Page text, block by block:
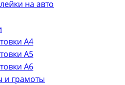
на авто
А4
А5
А6
грамоты